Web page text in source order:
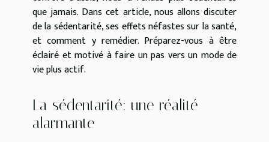
que jamais. Dans cet article, nous allons discuter
de la sédentarité, ses effets néfastes sur la santé,
et comment y remédier. Préparez-vous à être
éclairé et motivé à faire un pas vers un mode de
vie plus actif.
La sédentarité: une réalité
alarmante